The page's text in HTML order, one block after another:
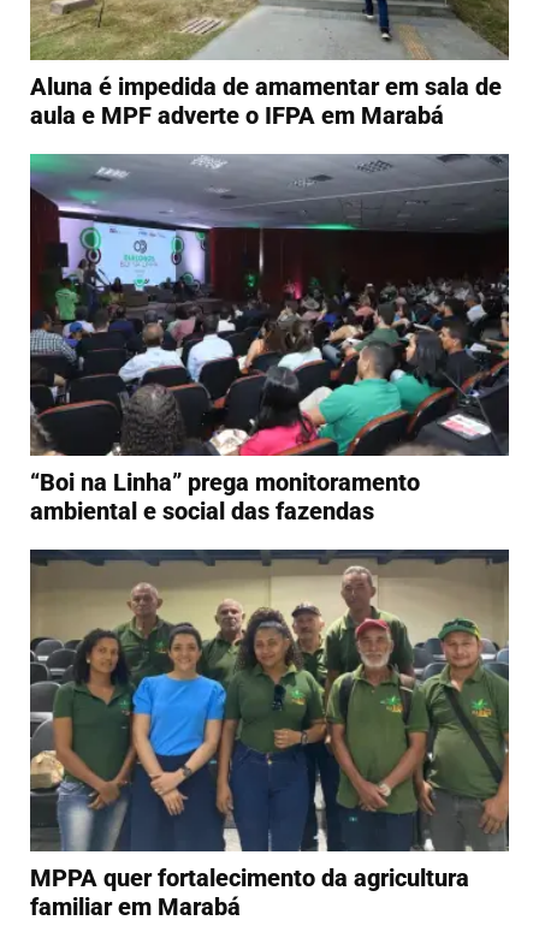
Aluna é impedida de amamentar em sala de
aula e MPF adverte o IFPA em Marabá
“Boi na Linha” prega monitoramento
ambiental e social das fazendas
MPPA quer fortalecimento da agricultura
familiar em Marabá